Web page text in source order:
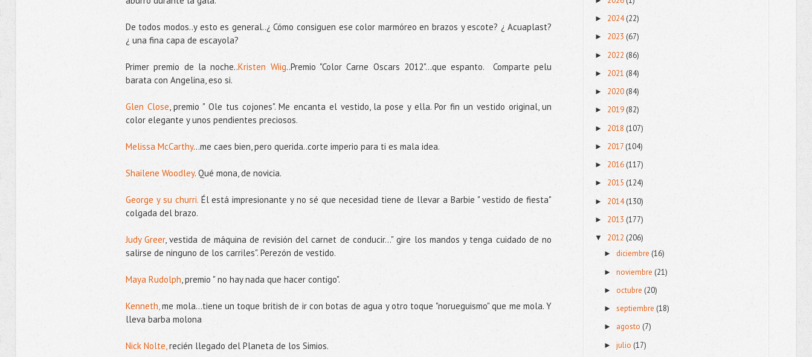
De todos modos..y esto es general..¿ Cómo consiguen ese color marmóreo en brazos y escote? ¿ Acuaplast?
¿ una fina capa de escayola?
Primer premio de la noche..Kristen Wiig..Premio "Color Carne Oscars 2012"...que espanto. Comparte pelu
barata con Angelina, eso si.
Glen Close, premio " Ole tus cojones". Me encanta el vestido, la pose y ella. Por fin un vestido original, un
color elegante y unos pendientes preciosos.
Melissa McCarthy...me caes bien, pero querida..corte imperio para ti es mala idea.
Shailene Woodley. Qué mona, de novicia.
George y su churri. Él está impresionante y no sé que necesidad tiene de llevar a Barbie " vestido de fiesta"
colgada del brazo.
Judy Greer, vestida de máquina de revisión del carnet de conducir..." gire los mandos y tenga cuidado de no
salirse de ninguno de los carriles". Perezón de vestido.
Maya Rudolph, premio " no hay nada que hacer contigo".
Kenneth,me mola...tiene un toque british de ir con botas de agua y otro toque "norueguismo" que me mola. Y
lleva barba molona
Nick Nolte,recién llegado del Planeta de los Simios.
► 2024(22)
► 2023 (67)
► 2022 (86)
► 2021 (84)
► 2020(84)
► 2019(82)
► 2018 (107)
► 2017 (104)
► 2016(117)
► 2015 (124)
► 2014(130)
► 2013 (177)
▼ 2012 (206)
►diciembre(16)
►noviembre (21)
► octubre(20)
►septiembre(18)
► agosto(7)
►julio(17)